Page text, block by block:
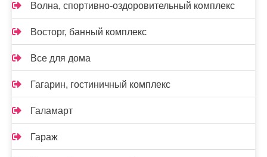
Волна, спортивно-оздоровительный комплекс
Восторг, банный комплекс
Все для дома
Гагарин, гостиничный комплекс
Галамарт
Гараж